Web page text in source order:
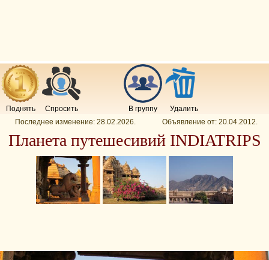
Поднять Спросить В группу
Удалить
Последнее изменение: 28.02.2026. Объявление от: 20.04.2012.
Планета путешесивий INDIATRIPS